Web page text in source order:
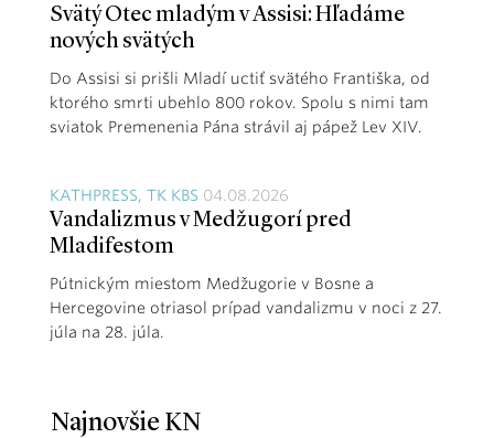
Svätý Otec mladým v Assisi: Hľadáme
nových svätých
Do Assisi si prišli Mladí uctiť svätého Františka, od
ktorého smrti ubehlo 800 rokov. Spolu s nimi tam
sviatok Premenenia Pána strávil aj pápež Lev XIV.
KATHPRESS, TK KBS 04.08.2026
Vandalizmus v Medžugorí pred
Mladifestom
Pútnickým miestom Medžugorie v Bosne a
Hercegovine otriasol prípad vandalizmu v noci z 27.
júla na 28. júla.
Najnovšie KN